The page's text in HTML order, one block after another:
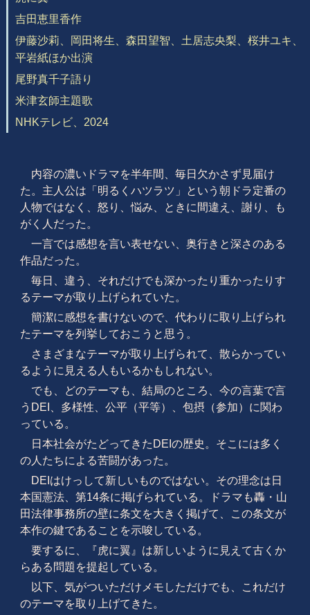
吉田恵里香作
伊藤沙莉、岡田将生、森田望智、土居志央梨、桜井ユキ、
平岩紙ほか出演
尾野真千子語り
米津玄師主題歌
NHKテレビ、2024
内容の濃いドラマを半年間、毎日欠かさず見届け
た。主人公は「明るくハツラツ」という朝ドラ定番の
人物ではなく、怒り、悩み、ときに間違え、謝り、も
がく人だった。
一言では感想を言い表せない、奥行きと深さのある
作品だった。
毎日、違う、それだけでも深かったり重かったりす
るテーマが取り上げられていた。
簡潔に感想を書けないので、代わりに取り上げられ
たテーマを列挙しておこうと思う。
さまざまなテーマが取り上げられて、散らかってい
るように見える人もいるかもしれない。
でも、どのテーマも、結局のところ、今の言葉で言
うDEI、多様性、公平（平等）、包摂（参加）に関わ
っている。
日本社会がたどってきたDEIの歴史。そこには多く
の人たちによる苦闘があった。
DEIはけっして新しいものではない。その理念は日
本国憲法、第14条に掲げられている。ドラマも轟・山
田法律事務所の壁に条文を大きく掲げて、この条文が
本作の鍵であることを示唆している。
要するに、『虎に翼』は新しいように見えて古くか
らある問題を提起している。
以下、気がついただけメモしただけでも、これだけ
のテーマを取り上げてきた。